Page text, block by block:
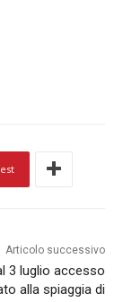
Articolo successivo
3 luglio accesso
alla spiaggia di